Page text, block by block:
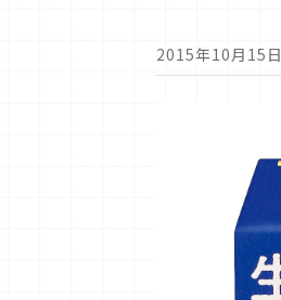
2015年10月15日